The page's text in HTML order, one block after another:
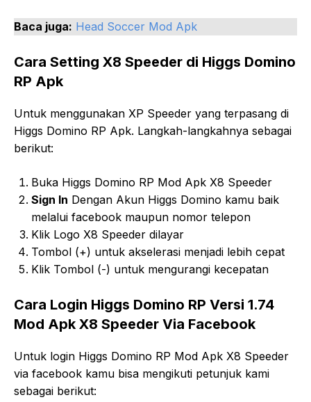
Baca juga: Head Soccer Mod Apk
Cara Setting X8 Speeder di Higgs Domino
RP Apk
Untuk menggunakan XP Speeder yang terpasang di
Higgs Domino RP Apk. Langkah-langkahnya sebagai
berikut:
Buka Higgs Domino RP Mod Apk X8 Speeder
Sign In Dengan Akun Higgs Domino kamu baik
melalui facebook maupun nomor telepon
Klik Logo X8 Speeder dilayar
Tombol (+) untuk akselerasi menjadi lebih cepat
Klik Tombol (-) untuk mengurangi kecepatan
Cara Login Higgs Domino RP Versi 1.74
Mod Apk X8 Speeder Via Facebook
Untuk login Higgs Domino RP Mod Apk X8 Speeder
via facebook kamu bisa mengikuti petunjuk kami
sebagai berikut: